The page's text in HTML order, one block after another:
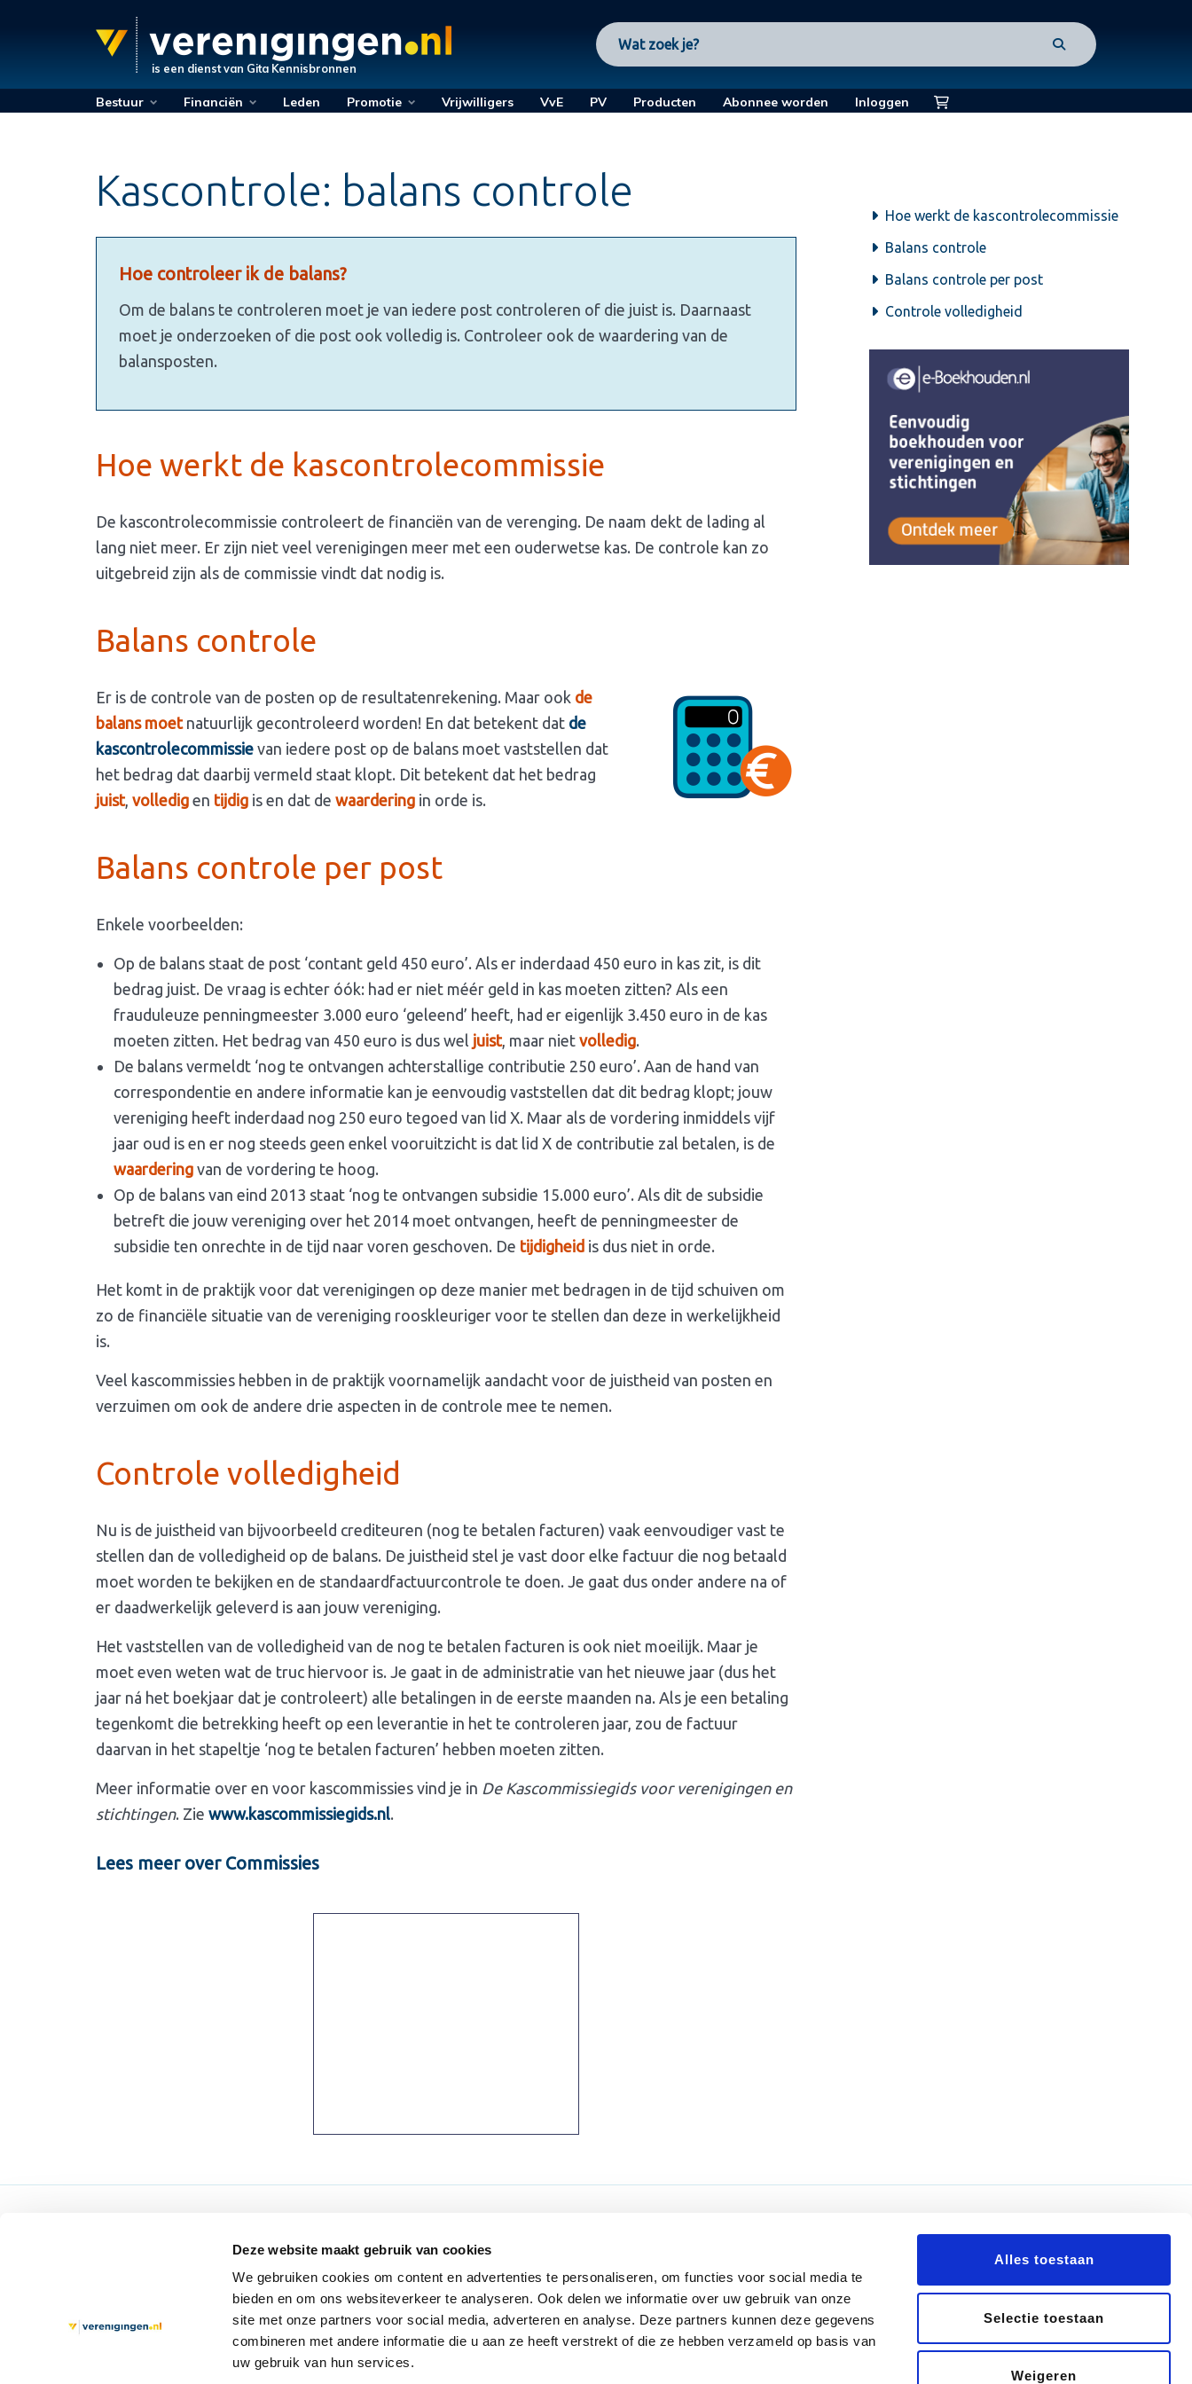
Deze website maakt gebruik van cookies
We gebruiken cookies om content en advertenties te personaliseren, om functies voor social media te
bieden en om ons websiteverkeer te analyseren. Ook delen we informatie over uw gebruik van onze
site met onze partners voor social media, adverteren en analyse. Deze partners kunnen deze gegevens
combineren met andere informatie die u aan ze heeft verstrekt of die ze hebben verzameld op basis van
uw gebruik van hun services.
Alles toestaan
Selectie toestaan
Weigeren
is een dienst van Gita Kennisbronnen
Bestuur Financiën Leden Promotie Vrijwilligers VvE PV Producten Abonnee worden Inloggen
Kascontrole: balans controle
Hoe controleer ik de balans?
Om de balans te controleren moet je van iedere post controleren of die juist is. Daarnaast
moet je onderzoeken of die post ook volledig is. Controleer ook de waardering van de
balansposten.
Hoe werkt de kascontrolecommissie
Balans controle
Balans controle per post
Controle volledigheid
Hoe werkt de kascontrolecommissie
De kascontrolecommissie controleert de financiën van de verenging. De naam dekt de lading al
lang niet meer. Er zijn niet veel verenigingen meer met een ouderwetse kas. De controle kan zo
uitgebreid zijn als de commissie vindt dat nodig is.
Balans controle
Er is de controle van de posten op de resultatenrekening. Maar ook de
balans moet natuurlijk gecontroleerd worden! En dat betekent dat de
kascontrolecommissie van iedere post op de balans moet vaststellen dat
het bedrag dat daarbij vermeld staat klopt. Dit betekent dat het bedrag
juist, volledig en tijdig is en dat de waardering in orde is.
Balans controle per post
Enkele voorbeelden:
Op de balans staat de post ‘contant geld 450 euro’. Als er inderdaad 450 euro in kas zit, is dit
bedrag juist. De vraag is echter óók: had er niet méér geld in kas moeten zitten? Als een
frauduleuze penningmeester 3.000 euro ‘geleend’ heeft, had er eigenlijk 3.450 euro in de kas
moeten zitten. Het bedrag van 450 euro is dus wel juist, maar niet volledig.
De balans vermeldt ‘nog te ontvangen achterstallige contributie 250 euro’. Aan de hand van
correspondentie en andere informatie kan je eenvoudig vaststellen dat dit bedrag klopt; jouw
vereniging heeft inderdaad nog 250 euro tegoed van lid X. Maar als de vordering inmiddels vijf
jaar oud is en er nog steeds geen enkel vooruitzicht is dat lid X de contributie zal betalen, is de
waardering van de vordering te hoog.
Op de balans van eind 2013 staat ‘nog te ontvangen subsidie 15.000 euro’. Als dit de subsidie
betreft die jouw vereniging over het 2014 moet ontvangen, heeft de penningmeester de
subsidie ten onrechte in de tijd naar voren geschoven. De tijdigheid is dus niet in orde.
Het komt in de praktijk voor dat verenigingen op deze manier met bedragen in de tijd schuiven om
zo de financiële situatie van de vereniging rooskleuriger voor te stellen dan deze in werkelijkheid
is.
Veel kascommissies hebben in de praktijk voornamelijk aandacht voor de juistheid van posten en
verzuimen om ook de andere drie aspecten in de controle mee te nemen.
Controle volledigheid
Nu is de juistheid van bijvoorbeeld crediteuren (nog te betalen facturen) vaak eenvoudiger vast te
stellen dan de volledigheid op de balans. De juistheid stel je vast door elke factuur die nog betaald
moet worden te bekijken en de standaardfactuurcontrole te doen. Je gaat dus onder andere na of
er daadwerkelijk geleverd is aan jouw vereniging.
Het vaststellen van de volledigheid van de nog te betalen facturen is ook niet moeilijk. Maar je
moet even weten wat de truc hiervoor is. Je gaat in de administratie van het nieuwe jaar (dus het
jaar ná het boekjaar dat je controleert) alle betalingen in de eerste maanden na. Als je een betaling
tegenkomt die betrekking heeft op een leverantie in het te controleren jaar, zou de factuur
daarvan in het stapeltje ‘nog te betalen facturen’ hebben moeten zitten.
Meer informatie over en voor kascommissies vind je in De Kascommissiegids voor verenigingen en
stichtingen. Zie www.kascommissiegids.nl.
Lees meer over Commissies
Gebruiksvoorwaarden
Privacy en Cookie Verklaring
Over ons
Archief Nieuwsbrieven
Contact
Nieuwsbrief